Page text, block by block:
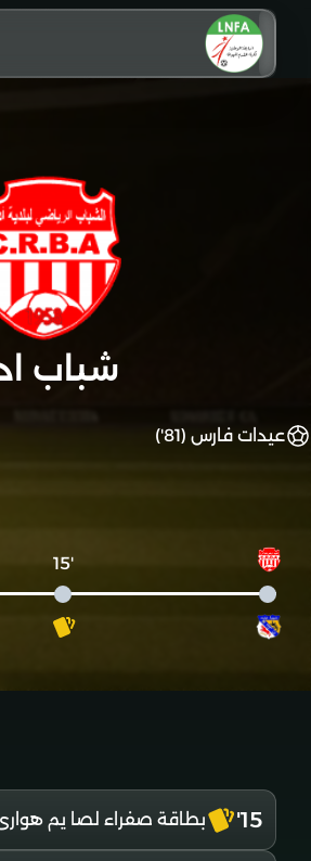
شباب
عيدات فارس (81')
'15
15' بطاقة صفراء لصا يم